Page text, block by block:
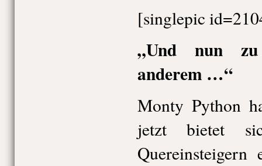
[singlepic
„Und nun zu
anderem …“
Monty Python
jetzt bietet